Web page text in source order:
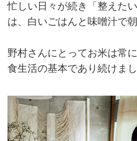
忙しい日々が続き「整えた
は、白いごはんと味噌汁で朝
野村さんにとってお米は常
食生活の基本であり続けまし